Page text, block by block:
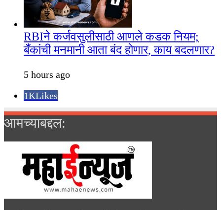
RBIने कर्जवसुलीसाठी आणले कडक नियम;
बँकांची मनमानी आता बंद होणार, काय बदलणार?
5 hours ago
1KLikes
आमच्याबद्दल: